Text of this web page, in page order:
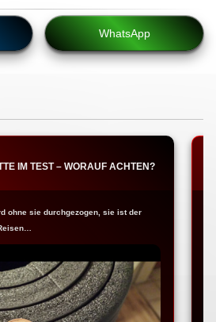
WhatsApp
IM TEST – WORAUF ACHTEN?
ohne sie durchgezogen, sie ist der